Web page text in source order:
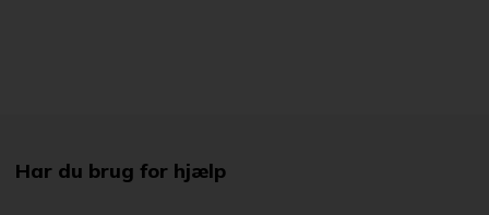
Har du brug for hjælp